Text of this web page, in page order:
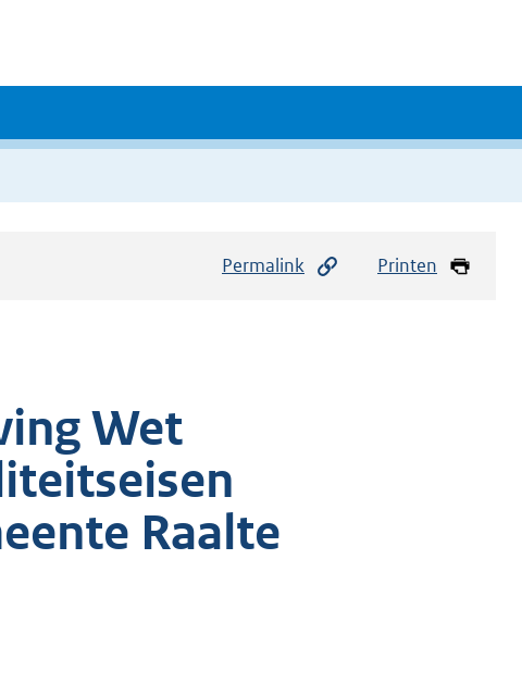
Permalink Printen
Wet
Raalte